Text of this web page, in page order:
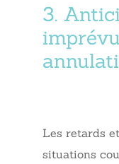
3.
Les retards
situations